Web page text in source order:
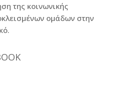
της κοινωνικής
ομάδων στην